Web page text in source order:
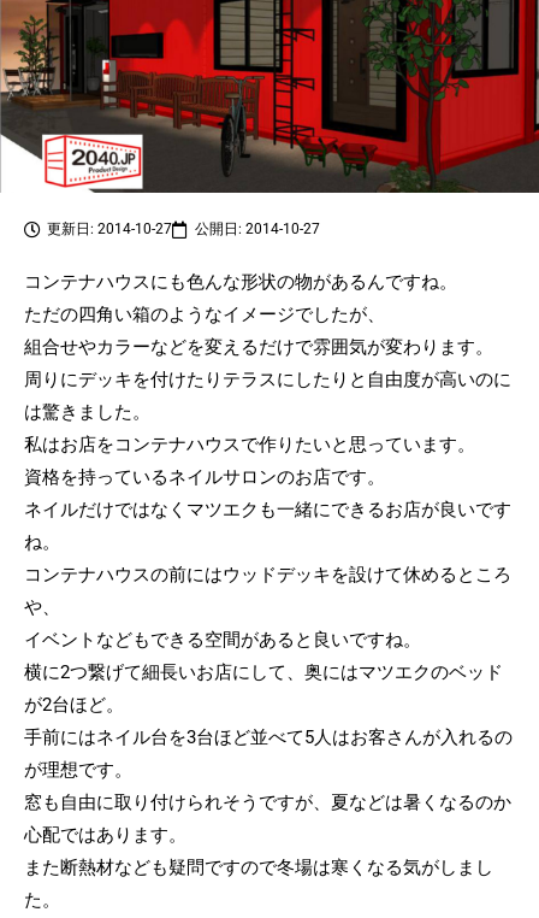
更新日: 2014-10-27 公開日: 2014-10-27
コンテナハウスにも色んな形状の物があるんですね。
ただの四角い箱のようなイメージでしたが、
組合せやカラーなどを変えるだけで雰囲気が変わります。
周りにデッキを付けたりテラスにしたりと自由度が高いのに
は驚きました。
私はお店をコンテナハウスで作りたいと思っています。
資格を持っているネイルサロンのお店です。
ネイルだけではなくマツエクも一緒にできるお店が良いです
ね。
コンテナハウスの前にはウッドデッキを設けて休めるところ
や、
イベントなどもできる空間があると良いですね。
横に2つ繋げて細長いお店にして、奥にはマツエクのベッド
が2台ほど。
手前にはネイル台を3台ほど並べて5人はお客さんが入れるの
が理想です。
窓も自由に取り付けられそうですが、夏などは暑くなるのか
心配ではあります。
また断熱材なども疑問ですので冬場は寒くなる気がしまし
た。